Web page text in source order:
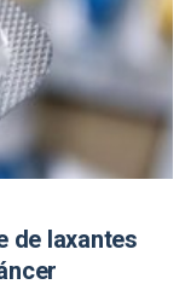
de laxantes